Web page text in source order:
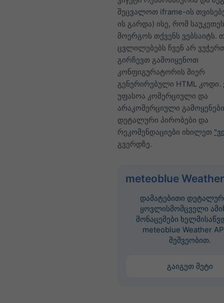
შეცვალოთ iframe-ის
ის გარდა) ისე, რომ
მოერგოს თქვენს ვებსაიტს.
ცვლილებებს ჩვენ არ
გირჩევთ გამოიყენოთ
კონფიგურატორის მიერ
გენერირებული HTML კოდი.
უფასოა კომერციული და
არაკომერციული
დეტალური პირობები და
რეკომენდაციები იხილეთ
გვერდზე.
meteoblue
დამატებითი
ყოვლისმომცველი
მონაცემები
meteoblue Weather
მეშვეობით.
გაიგეთ მეტი